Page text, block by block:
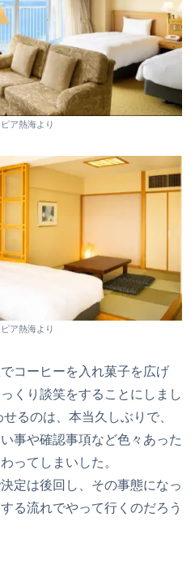
ア熱海より
ア熱海より
コーヒーを入れ菓子を広げ
くり談笑をすることにしまし
るのは、本当久しぶりで、
事や確認事項など色々あった
ってしまいした。
定は後回し、その事態になっ
る流れでやって行くのだろう